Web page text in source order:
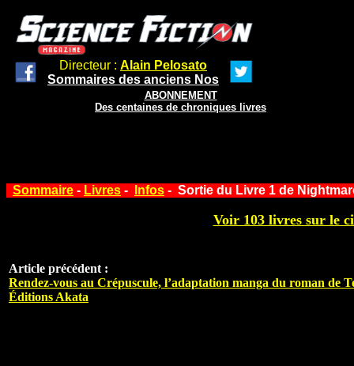
Directeur : Alain Pelosato
Sommaires des anciens Nos
ABONNEMENT
Des centaines de chroniques livres
Sommaire - Livres - Infos - Sortie du Livre 1 de
Voir 103 livres sur le
Article précédent :
Rendez-vous au Crépuscule, l’adaptation manga du roman de
Éditions Akata